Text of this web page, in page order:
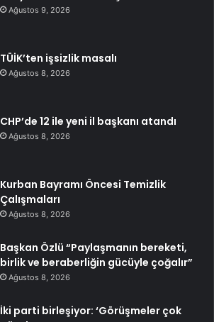
Ağustos 9, 2026
TÜİK’ten işsizlik masalı
Ağustos 8, 2026
CHP’de 12 ile yeni il başkanı atandı
Ağustos 8, 2026
Kurban Bayramı Öncesi Temizlik
Çalışmaları
Ağustos 8, 2026
Başkan Özlü “Paylaşmanın bereketi,
birlik ve beraberliğin gücüyle çoğalır”
Ağustos 8, 2026
İki parti birleşiyor: ‘Görüşmeler çok